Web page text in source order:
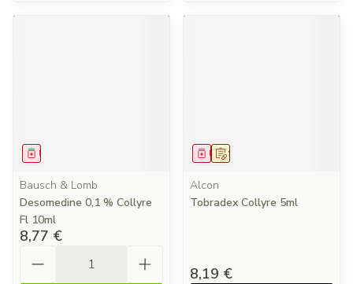
Médicament
Bausch & Lomb
Desomedine 0,1 % Collyre
Fl 10ml
8,77 €
Sur prescription
Médicament
Alcon
Tobradex Collyre 5ml
8,19 €